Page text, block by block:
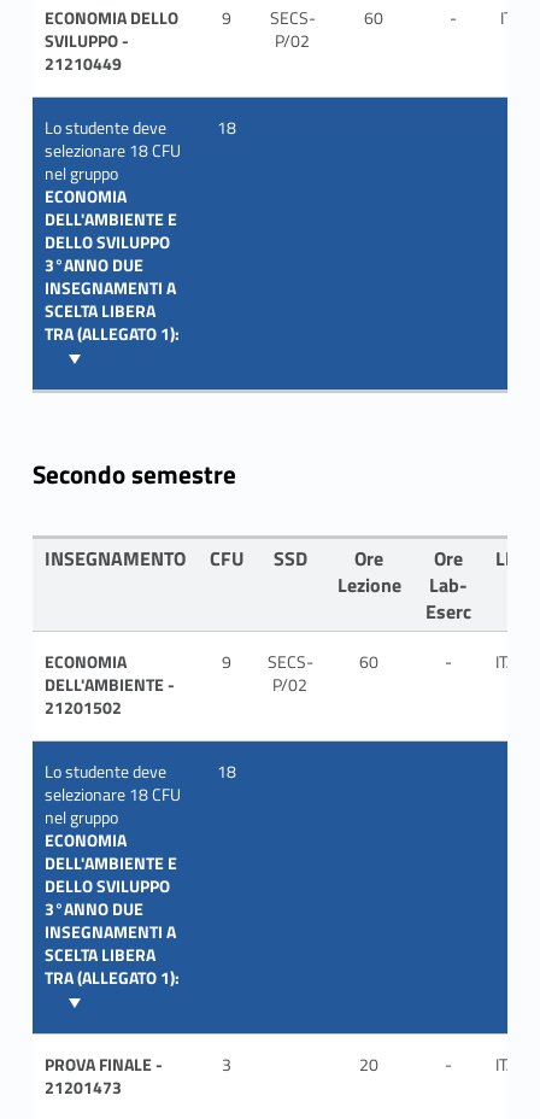
ECONOMIA DELLO
SVILUPPO -
21210449
9
SECS-
P/02
60 - ITA
Lo studente deve
selezionare 18 CFU
nel gruppo
ECONOMIA
DELL'AMBIENTE E
DELLO SVILUPPO
3°ANNO DUE
INSEGNAMENTI A
SCELTA LIBERA
TRA (ALLEGATO 1):
18
Secondo semestre
INSEGNAMENTO CFU SSD
Ore
Lezione
Ore
Lab-
Eserc
ECONOMIA
DELL'AMBIENTE -
21201502
9
SECS-
P/02
60 - ITA
Lo studente deve
selezionare 18 CFU
nel gruppo
ECONOMIA
DELL'AMBIENTE E
DELLO SVILUPPO
3°ANNO DUE
INSEGNAMENTI A
SCELTA LIBERA
TRA (ALLEGATO 1):
18
PROVA FINALE -
21201473
3 20 - ITA